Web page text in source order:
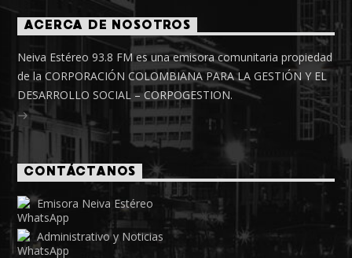
ACERCA DE NOSOTROS
Neiva Estéreo 93.8 FM es una emisora comunitaria propiedad
de la CORPORACIÓN COLOMBIANA PARA LA GESTIÓN Y EL
DESARROLLO SOCIAL – CORPOGESTION.
CONTÁCTANOS
Emisora Neiva Estéreo
Administrativo y Noticias